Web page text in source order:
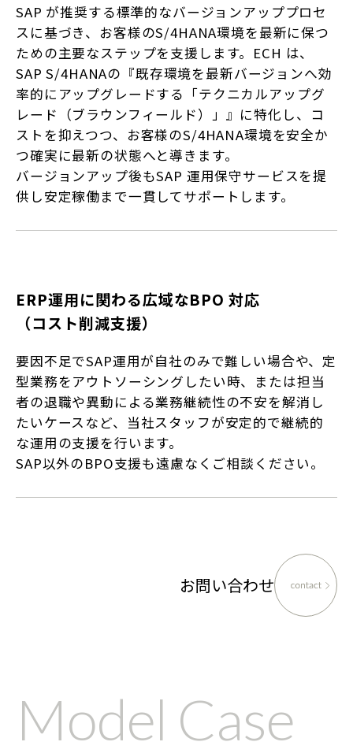
SAP が推奨する標準的なバージョンアッププロセ
スに基づき、お客様のS/4HANA環境を最新に保つ
ための主要なステップを支援します。ECH は、
SAP S/4HANAの『既存環境を最新バージョンへ効
率的にアップグレードする「テクニカルアップグ
レード（ブラウンフィールド）」』に特化し、コ
ストを抑えつつ、お客様のS/4HANA環境を安全か
つ確実に最新の状態へと導きます。
バージョンアップ後もSAP 運用保守サービスを提
供し安定稼働まで一貫してサポートします。
ERP運用に関わる広域なBPO 対応
（コスト削減支援）
要因不足でSAP運用が自社のみで難しい場合や、定
型業務をアウトソーシングしたい時、または担当
者の退職や異動による業務継続性の不安を解消し
たいケースなど、当社スタッフが安定的で継続的
な運用の支援を行います。
SAP以外のBPO支援も遠慮なくご相談ください。
お問い合わせ
Model Case